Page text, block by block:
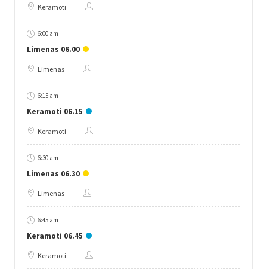
Keramoti
6:00 am
Limenas 06.00
Limenas
6:15 am
Keramoti 06.15
Keramoti
6:30 am
Limenas 06.30
Limenas
6:45 am
Keramoti 06.45
Keramoti